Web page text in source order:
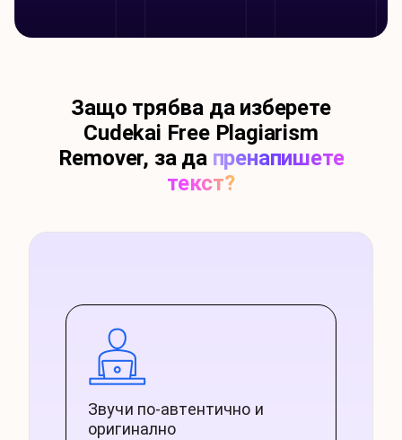
Защо трябва да изберете
Cudekai Free Plagiarism
Remover, за да пренапишете
текст?
Звучи по-автентично и
оригинално